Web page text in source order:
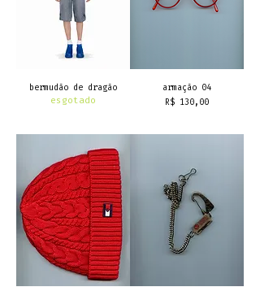
bermudão de dragão
esgotado
armação 04
Preço
R$ 130,00